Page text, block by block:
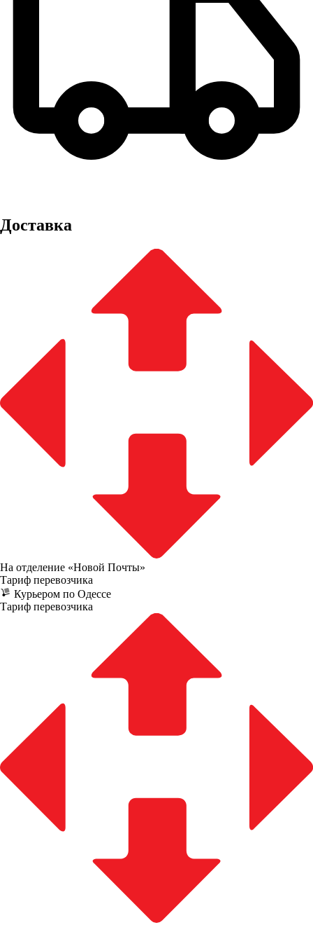
Доставка
На отделение «Новой Почты»
Тариф перевозчика
Курьером по Одессе
Тариф перевозчика